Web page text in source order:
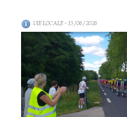
VIE LOCALE- 13/06/2026